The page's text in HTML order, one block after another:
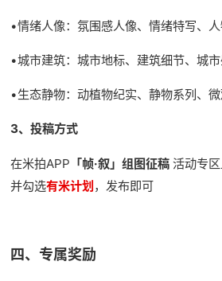
•情绪人像：氛围感人像、情绪特写、
•城市建筑：城市地标、建筑细节、城
•生态静物：动植物纪实、静物系列、
3、投稿方式
在米拍APP 「帧·叙」组图征稿 活动专
并勾选有米计划，发布即可
四、专属奖励